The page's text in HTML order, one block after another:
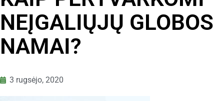
NEĮGALIŲJŲ GLOBOS
NAMAI?
3 rugsėjo, 2020